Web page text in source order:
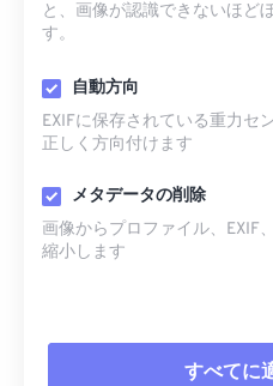
と、画像が認識できないほど
す。
自動方向
EXIFに保存されている重力セ
正しく方向付けます
メタデータの削除
画像からプロファイル、EXIF
縮小します
すべてに